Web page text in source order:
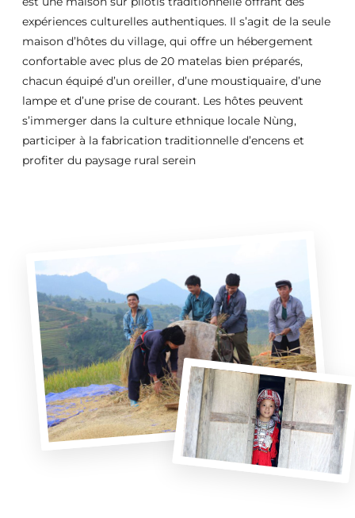
expériences culturelles authentiques. Il s’agit de la seule
maison d’hôtes du village, qui offre un hébergement
confortable avec plus de 20 matelas bien préparés,
chacun équipé d’un oreiller, d’une moustiquaire, d’une
lampe et d’une prise de courant. Les hôtes peuvent
s’immerger dans la culture ethnique locale Nùng,
participer à la fabrication traditionnelle d’encens et
profiter du paysage rural serein